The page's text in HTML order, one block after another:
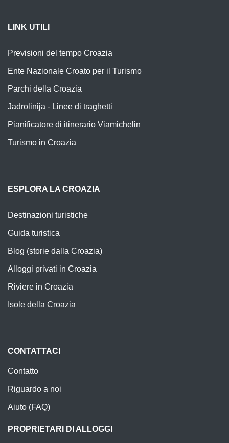
LINK UTILI
Previsioni del tempo Croazia
Ente Nazionale Croato per il Turismo
Parchi della Croazia
Jadrolinija - Linee di traghetti
Pianificatore di itinerario Viamichelin
Turismo in Croazia
ESPLORA LA CROAZIA
Destinazioni turistiche
Guida turistica
Blog (storie dalla Croazia)
Alloggi privati in Croazia
Riviere in Croazia
Isole della Croazia
CONTATTACI
Contatto
Riguardo a noi
Aiuto (FAQ)
PROPRIETARI DI ALLOGGI